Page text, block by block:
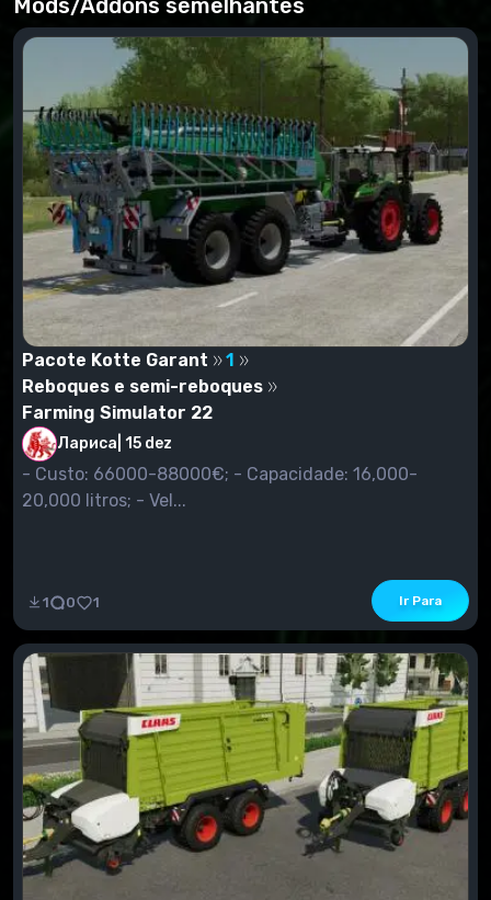
continuamos com o jogo já salvo. Você verá uma
janela que mostra todos os modos configurados.
Destaque os mods que você deseja ver no jogo.
Basta verificá-los.
Comece o jogo. Entramos na loja pressionando a
tecla P, e estamos procurando nosso mod não na
categoria "Modificações" (como era nas versões
anteriores do jogo), mas na categoria a que um
determinado mod pertence. Por exemplo, se você
definiu o modo da ceifeira-debulhadora, então vá
para a categoria "Colheitadeiras", procurando o modo
instalado, e comprá-lo.
Mods/Addons semelhantes
Pacote Kotte Garant
1
Reboques e semi-reboques
Farming Simulator 22
Лариса 15 dez
- Custo: 66000-88000€; - Capacidade: 16,000-
20,000 litros; - Vel...
1 0 1 Ir Para